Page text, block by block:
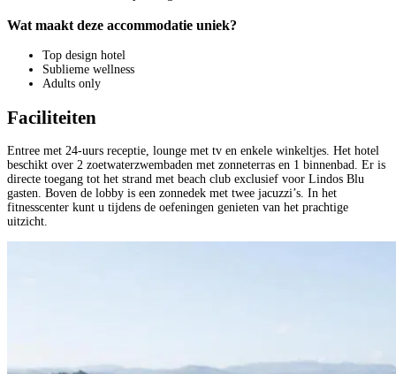
Wat maakt deze accommodatie uniek?
Top design hotel
Sublieme wellness
Adults only
Faciliteiten
Entree met 24-uurs receptie, lounge met tv en enkele winkeltjes. Het hotel
beschikt over 2 zoetwaterzwembaden met zonneterras en 1 binnenbad. Er is
directe toegang tot het strand met beach club exclusief voor Lindos Blu
gasten. Boven de lobby is een zonnedek met twee jacuzzi’s. In het
fitnesscenter kunt u tijdens de oefeningen genieten van het prachtige
uitzicht.